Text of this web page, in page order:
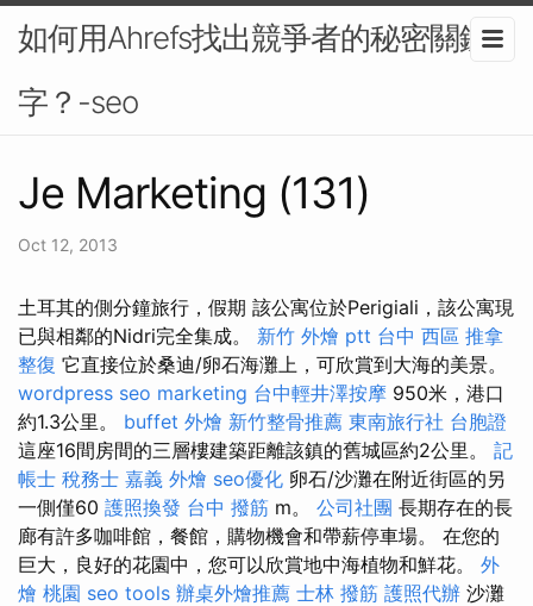
如何用Ahrefs找出競爭者的秘密關鍵
字？-seo
Je Marketing (131)
Oct 12, 2013
土耳其的側分鐘旅行，假期 該公寓位於Perigiali，該公寓現
已與相鄰的Nidri完全集成。 新竹 外燴 ptt 台中 西區 推拿
整復 它直接位於桑迪/卵石海灘上，可欣賞到大海的美景。
wordpress seo marketing 台中輕井澤按摩 950米，港口
約1.3公里。 buffet 外燴 新竹整骨推薦 東南旅行社 台胞證
這座16間房間的三層樓建築距離該鎮的舊城區約2公里。 記
帳士 稅務士 嘉義 外燴 seo優化 卵石/沙灘在附近街區的另
一側僅60 護照換發 台中 撥筋 m。 公司社團 長期存在的長
廊有許多咖啡館，餐館，購物機會和帶薪停車場。 在您的
巨大，良好的花園中，您可以欣賞地中海植物和鮮花。 外
燴 桃園 seo tools 辦桌外燴推薦 士林 撥筋 護照代辦 沙灘